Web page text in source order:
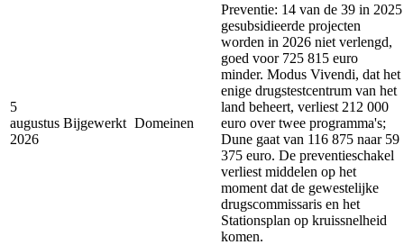
5
augustus
2026
Bijgewerkt Domeinen
Preventie: 14 van de 39 in 2025
gesubsidieerde projecten
worden in 2026 niet verlengd,
goed voor 725 815 euro
minder. Modus Vivendi, dat het
enige drugstestcentrum van het
land beheert, verliest 212 000
euro over twee programma's;
Dune gaat van 116 875 naar 59
375 euro. De preventieschakel
verliest middelen op het
moment dat de gewestelijke
drugscommissaris en het
Stationsplan op kruissnelheid
komen.